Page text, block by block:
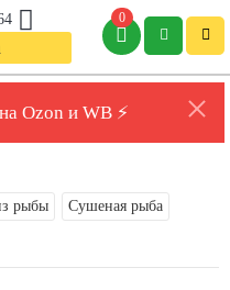
0
Ozon и WB ⚡
рыбы
Сушеная рыба